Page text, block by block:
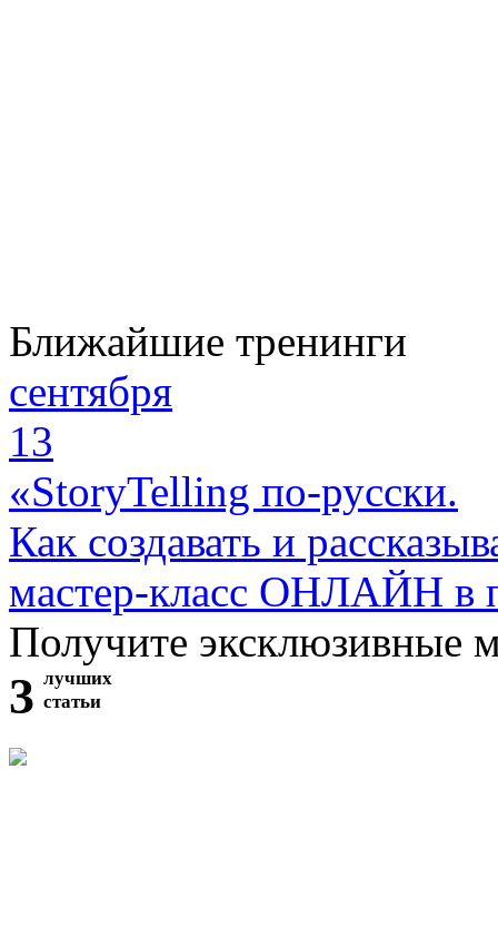
Ближайшие тренинги
сентября
13
«StoryTelling по-русски.
Как создавать и
мастер-класс ОНЛАЙН в
Получите эксклюзивные
3 лучших
статьи